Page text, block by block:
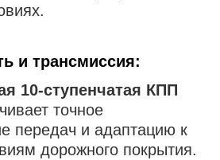
и трансмиссия:
10-ступенчатая КПП
точное
передач и адаптацию к
дорожного покрытия.